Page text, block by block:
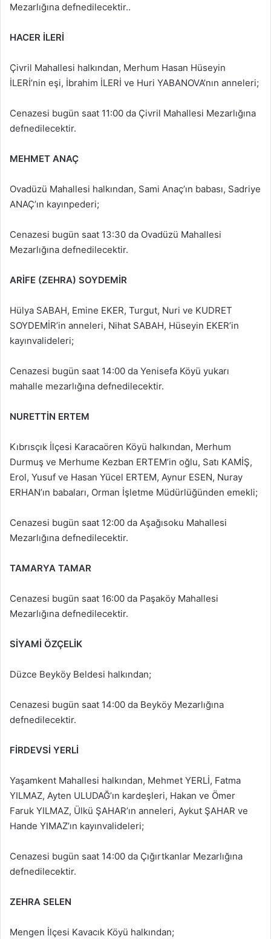
Mezarlığına defnedilecektir..
HACER İLERİ
Çivril Mahallesi halkından, Merhum Hasan Hüseyin
İLERİ’nin eşi, İbrahim İLERİ ve Huri YABANOVA’nın anneleri;
Cenazesi bugün saat 11:00 da Çivril Mahallesi Mezarlığına
defnedilecektir.
MEHMET ANAÇ
Ovadüzü Mahallesi halkından, Sami Anaç’ın babası, Sadriye
ANAÇ’ın kayınpederi;
Cenazesi bugün saat 13:30 da Ovadüzü Mahallesi
Mezarlığına defnedilecektir.
ARİFE (ZEHRA) SOYDEMİR
Hülya SABAH, Emine EKER, Turgut, Nuri ve KUDRET
SOYDEMİR’in anneleri, Nihat SABAH, Hüseyin EKER’in
kayınvalideleri;
Cenazesi bugün saat 14:00 da Yenisefa Köyü yukarı
mahalle mezarlığına defnedilecektir.
NURETTİN ERTEM
Kıbrısçık İlçesi Karacaören Köyü halkından, Merhum
Durmuş ve Merhume Kezban ERTEM’in oğlu, Satı KAMİŞ,
Erol, Yusuf ve Hasan Yücel ERTEM, Aynur ESEN, Nuray
ERHAN’ın babaları, Orman İşletme Müdürlüğünden emekli;
Cenazesi bugün saat 12:00 da Aşağısoku Mahallesi
Mezarlığına defnedilecektir.
TAMARYA TAMAR
Cenazesi bugün saat 16:00 da Paşaköy Mahallesi
Mezarlığına defnedilecektir.
SİYAMİ ÖZÇELİK
Düzce Beyköy Beldesi halkından;
Cenazesi bugün saat 14:00 da Beyköy Mezarlığına
defnedilecektir.
FİRDEVSİ YERLİ
Yaşamkent Mahallesi halkından, Mehmet YERLİ, Fatma
YILMAZ, Ayten ULUDAĞ’ın kardeşleri, Hakan ve Ömer
Faruk YILMAZ, Ülkü ŞAHAR’ın anneleri, Aykut ŞAHAR ve
Hande YIMAZ’ın kayınvalideleri;
Cenazesi bugün saat 14:00 da Çığırtkanlar Mezarlığına
defnedilecektir.
ZEHRA SELEN
Mengen İlçesi Kavacık Köyü halkından;